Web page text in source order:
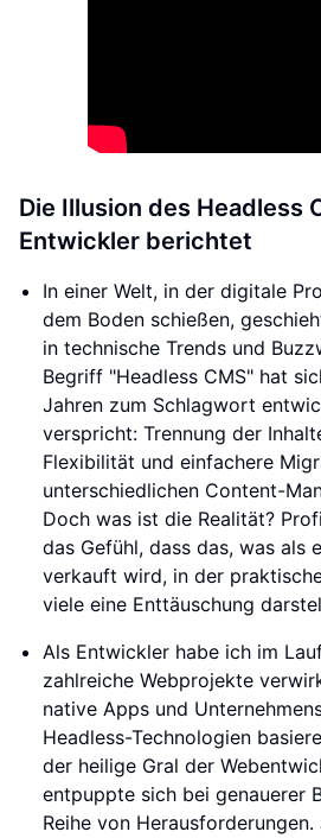
Die Illusion des Headless
Entwickler berichtet
In einer Welt, in der digitale
dem Boden schießen,
in technische Trends und
Begriff "Headless CMS" hat
Jahren zum Schlagwort
verspricht: Trennung der
Flexibilität und einfachere
unterschiedlichen Content-
Doch was ist die Realität?
das Gefühl, dass das, was als
verkauft wird, in der
viele eine Enttäuschung
Als Entwickler habe ich im
zahlreiche Webprojekte
native Apps und
Headless-Technologien
der heilige Gral der
entpuppte sich bei genauerer
Reihe von